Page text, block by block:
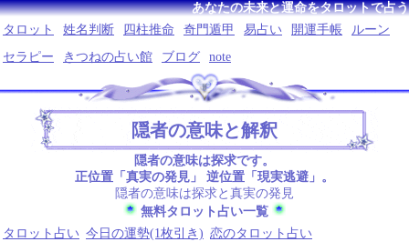
あなたの未来と運命をタロットで占う
タロット
姓名判断 四柱推命 奇門遁甲 易占い 開運手帳
ルーン
セラピー
きつねの占い館 ブログ note
隠者の意味と解釈
隠者の意味は探求です。
正位置「真実の発見」 逆位置「現実逃避」。
隠者の意味は探求と真実の発見
無料タロット占い一覧
タロット占い 今日の運勢(1枚引き) 恋のタロット占い